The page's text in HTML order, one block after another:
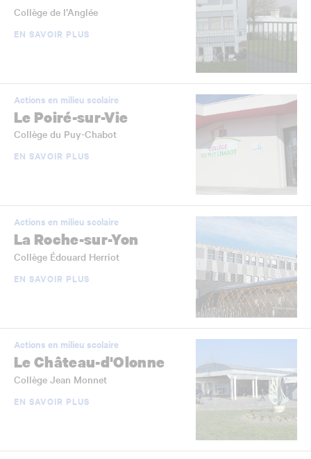
Collège de l’Anglée
EN SAVOIR PLUS
Actions en milieu scolaire
Le Poiré-sur-Vie
Collège du Puy-Chabot
EN SAVOIR PLUS
Actions en milieu scolaire
La Roche-sur-Yon
Collège Édouard Herriot
EN SAVOIR PLUS
Actions en milieu scolaire
Le Château-d'Olonne
Collège Jean Monnet
EN SAVOIR PLUS